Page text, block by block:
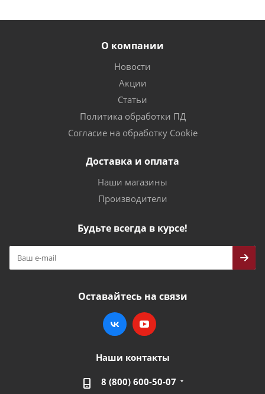
О компании
Новости
Акции
Статьи
Политика обработки ПД
Согласие на обработку Cookie
Доставка и оплата
Наши магазины
Производители
Будьте всегда в курсе!
Оставайтесь на связи
Наши контакты
8 (800) 600-50-07